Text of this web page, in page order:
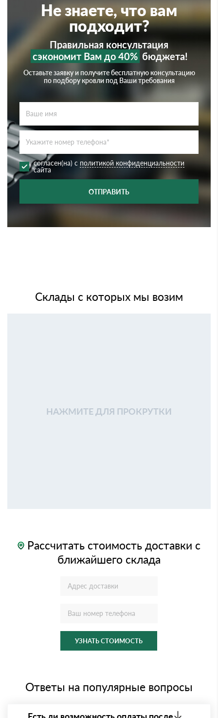
Не знаете, что вам
подходит?
Правильная консультация
сэкономит Вам до 40% бюджета!
Оставьте заявку и получите бесплатную консультацию
по подбору кровли под Ваши требования
согласен(на) с политикой конфиденциальности
сайта
ОТПРАВИТЬ
Склады с которых мы возим
НАЖМИТЕ ДЛЯ ПРОКРУТКИ
Рассчитать стоимость доставки с
ближайшего склада
УЗНАТЬ СТОИМОСТЬ
Ответы на популярные вопросы
Есть ли возможность оплаты после